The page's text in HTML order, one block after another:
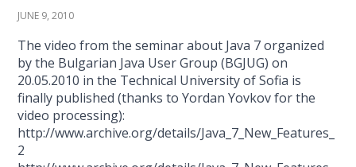
JUNE 9, 2010
The video from the seminar about Java 7 organized
by the Bulgarian Java User Group (BGJUG) on
20.05.2010 in the Technical University of Sofia is
finally published (thanks to Yordan Yovkov for the
video processing):
http://www.archive.org/details/Java_7_New_Features_
2